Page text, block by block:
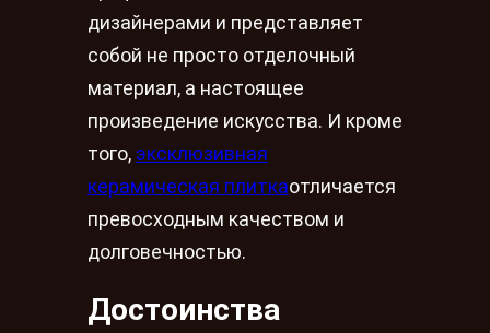
дизайнерами и представляет
собой не просто отделочный
материал, а настоящее
произведение искусства. И кроме
того, эксклюзивная
керамическая плиткаотличается
превосходным качеством и
долговечностью.
Достоинства